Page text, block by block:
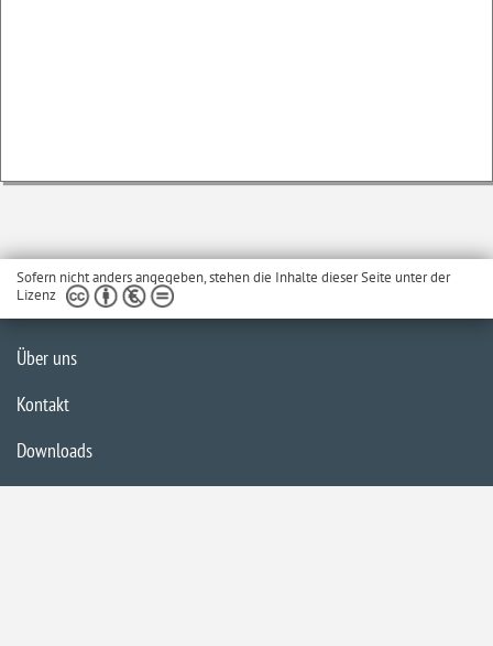
Sofern nicht anders angegeben, stehen die Inhalte dieser Seite unter der
Lizenz
Über uns
Kontakt
Downloads